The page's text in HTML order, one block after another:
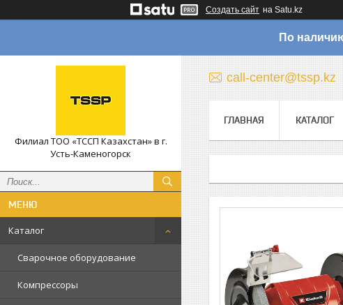
Создать сайт на Satu.kz
По
Филиал ТОО «ТССП Казахстан» в г.
Усть-Каменогорск
Каталог
Сварочное оборудование
Компрессоры
call-center@tssp.kz
ГЛАВНАЯ КАТАЛОГ